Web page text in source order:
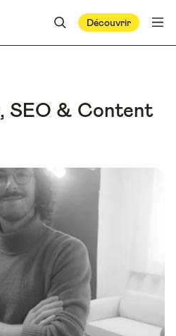
Découvrir
, SEO & Content